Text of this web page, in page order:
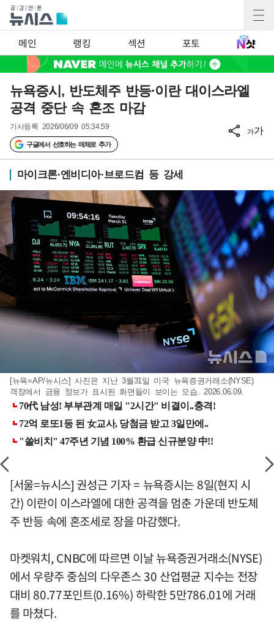
메인 랭킹 섹션 포토
뉴욕증시, 반도체주 반등·이란 대이스라엘
공격 중단 속 혼조 마감
기사등록 2026/06/09 05:34:59
구글에서 선호하는 매체로 추가
가가
마이크론·엔비디아·브로드컴 등 강세
[뉴욕=AP/뉴시스] 사진은 지난 3월31일 미국 뉴욕증권거래소(NYSE)
객장에서 금융 정보가 표시된 화면들이 보이는 모습. 2026.06.09.
[서울=뉴시스] 권성근 기자 = 뉴욕증시는 8일(현지 시
간) 이란이 이스라엘에 대한 공격을 멈춘 가운데 반도체
주 반등 속에 혼조세로 장을 마감했다.
마켓워치, CNBC에 따르면 이날 뉴욕증권거래소(NYSE)
에서 우량주 중심의 다우존스 30 산업평균 지수는 전장
대비 80.77포인트(0.16%) 하락한 5만786.01에 거래
를 마쳤다.